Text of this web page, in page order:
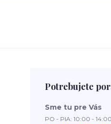
Potrebujete
Sme tu pre Vás
PO - PIA: 10:00 -